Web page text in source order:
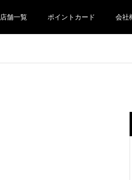
店舗一覧 ポイントカード 会社